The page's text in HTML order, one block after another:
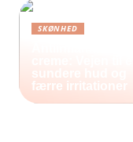
SKØNHED
sundere hud og
færre irritationer